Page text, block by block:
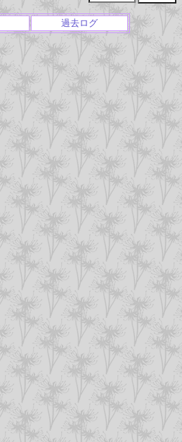
過去ログ